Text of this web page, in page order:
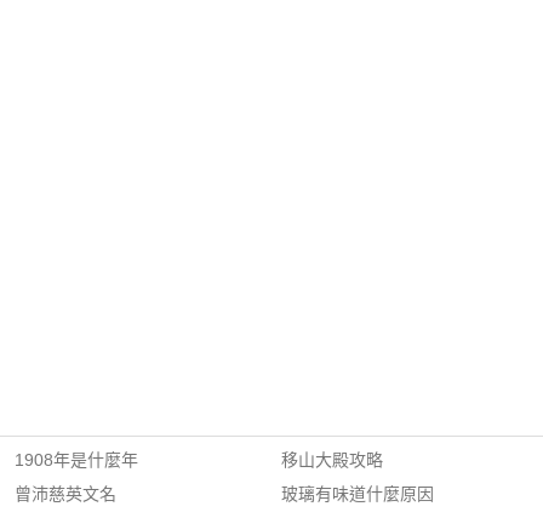
1908年是什麼年
曾沛慈英文名
移山大殿攻略
玻璃有味道什麼原因